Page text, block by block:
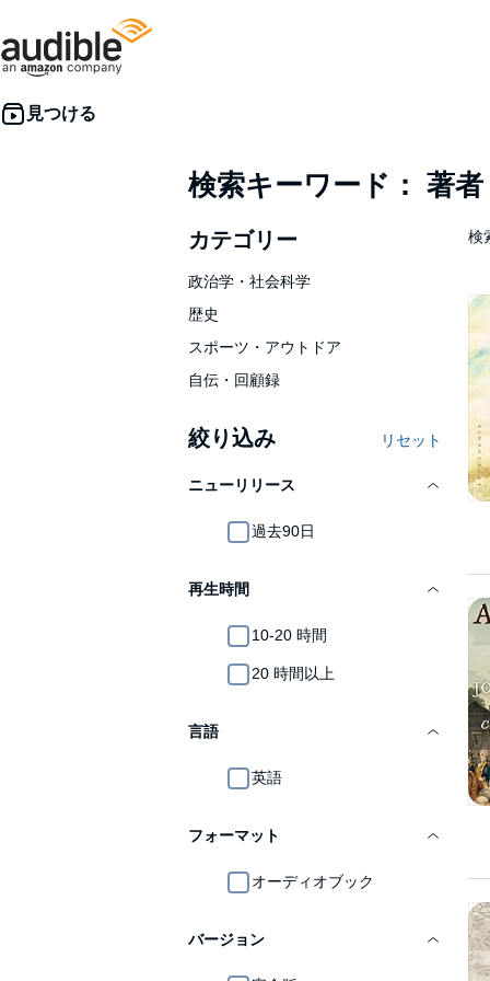
検索キーワード： 著者
カテゴリー
政治学・社会科学
歴史
スポーツ・アウトドア
自伝・回顧録
絞り込み リセット
ニューリリース
過去90日
再生時間
10-20 時間
20 時間以上
言語
英語
フォーマット
オーディオブック
バージョン
検